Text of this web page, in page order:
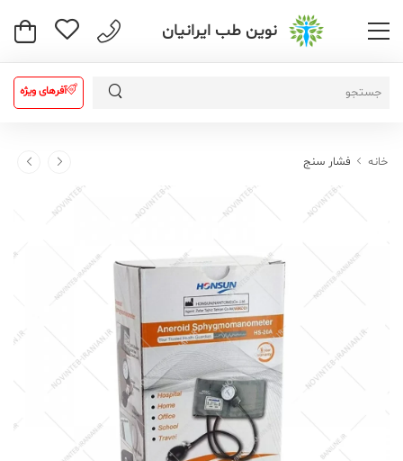
نوین طب ایرانیان
آفرهای ویژه
خانه فشار سنج